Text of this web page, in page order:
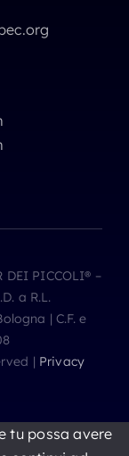
PICCOLI® –
a R.L.
| C.F. e
| Privacy
tu possa avere